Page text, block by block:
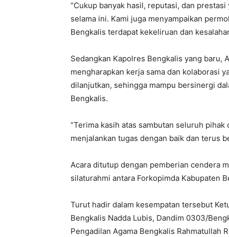
“Cukup banyak hasil, reputasi, dan
selama ini. Kami juga menyampaikan
Bengkalis terdapat kekeliruan dan
Sedangkan Kapolres Bengkalis yang baru,
mengharapkan kerja sama dan kolaborasi
dilanjutkan, sehingga mampu bersinergi
Bengkalis.
“Terima kasih atas sambutan seluruh
menjalankan tugas dengan baik dan terus
Acara ditutup dengan pemberian cendera
silaturahmi antara Forkopimda Kabupaten
Turut hadir dalam kesempatan tersebut
Bengkalis Nadda Lubis, Dandim 0303/
Pengadilan Agama Bengkalis Rahmatullah